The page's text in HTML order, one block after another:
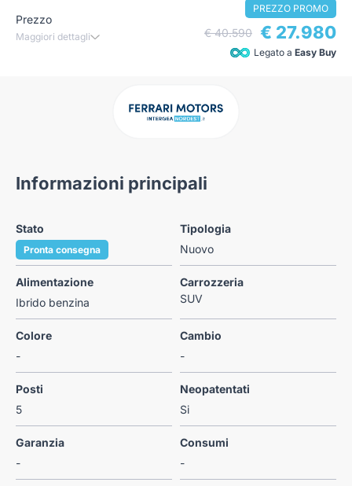
Prezzo
Maggiori dettagli
PREZZO PROMO
€ 40.590 € 27.980
Legato a Easy Buy
Informazioni principali
Stato
Pronta consegna
Tipologia
Nuovo
Alimentazione
Ibrido benzina
Carrozzeria
SUV
Colore
-
Cambio
-
Posti
5
Neopatentati
Si
Garanzia
-
Consumi
-